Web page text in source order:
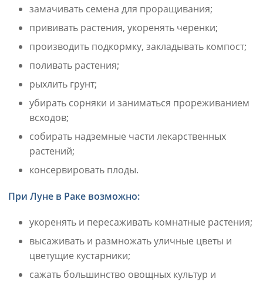
замачивать семена для проращивания;
прививать растения, укоренять черенки;
производить подкормку, закладывать компост;
поливать растения;
рыхлить грунт;
убирать сорняки и заниматься прореживанием
всходов;
собирать надземные части лекарственных
растений;
консервировать плоды.
При Луне в Раке возможно:
укоренять и пересаживать комнатные растения;
высаживать и размножать уличные цветы и
цветущие кустарники;
сажать большинство овощных культур и